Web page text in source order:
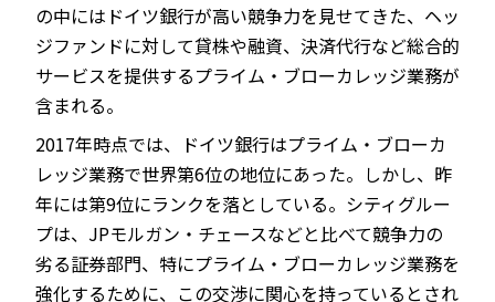
の中にはドイツ銀行が高い競争力を見せてきた、ヘッ
ジファンドに対して貸株や融資、決済代行など総合的
サービスを提供するプライム・ブローカレッジ業務が
含まれる。
2017年時点では、ドイツ銀行はプライム・ブローカ
レッジ業務で世界第6位の地位にあった。しかし、昨
年には第9位にランクを落としている。シティグルー
プは、JPモルガン・チェースなどと比べて競争力の
劣る証券部門、特にプライム・ブローカレッジ業務を
強化するために、この交渉に関心を持っているとされ